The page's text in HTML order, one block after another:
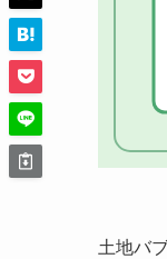
土地バ